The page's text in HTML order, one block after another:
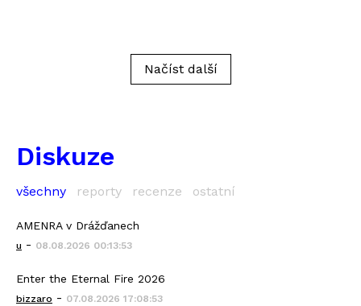
Načíst další
Diskuze
všechny reporty recenze ostatní
AMENRA v Drážďanech
u - 08.08.2026 00:13:53
Enter the Eternal Fire 2026
bizzaro - 07.08.2026 17:08:53